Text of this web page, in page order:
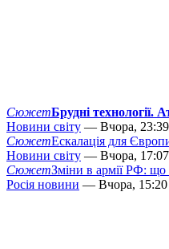
СюжетБрудні технології.
Новини світу — Вчора, 23:39
СюжетЕскалація для
Новини світу — Вчора, 17:07
СюжетЗміни в армії РФ: що
Росія новини — Вчора, 15:20